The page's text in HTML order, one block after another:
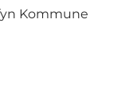
Kommune